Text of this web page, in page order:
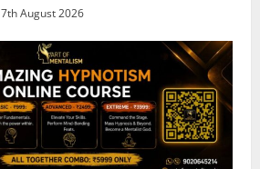
7th August 2026